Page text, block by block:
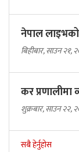
नेपाल लाइभको
बिहीबार, साउन २१,
कर प्रणालीमा
शुक्रबार, साउन २२,
सबै हेर्नुहोस